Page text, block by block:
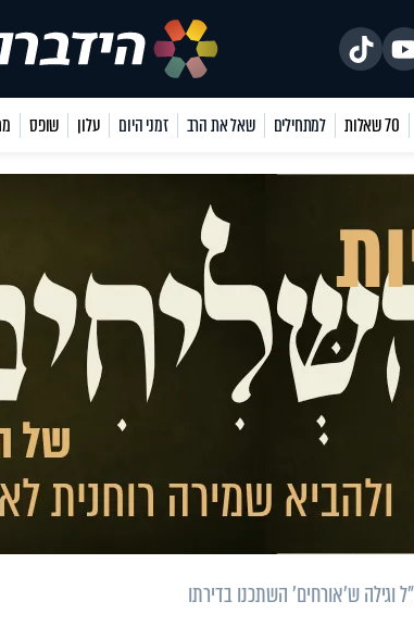
70 שאלות למתחילים שאל את הרב זמני היום עלון שופס
וגילה ש’אורחים’ השתכנו בדירתו